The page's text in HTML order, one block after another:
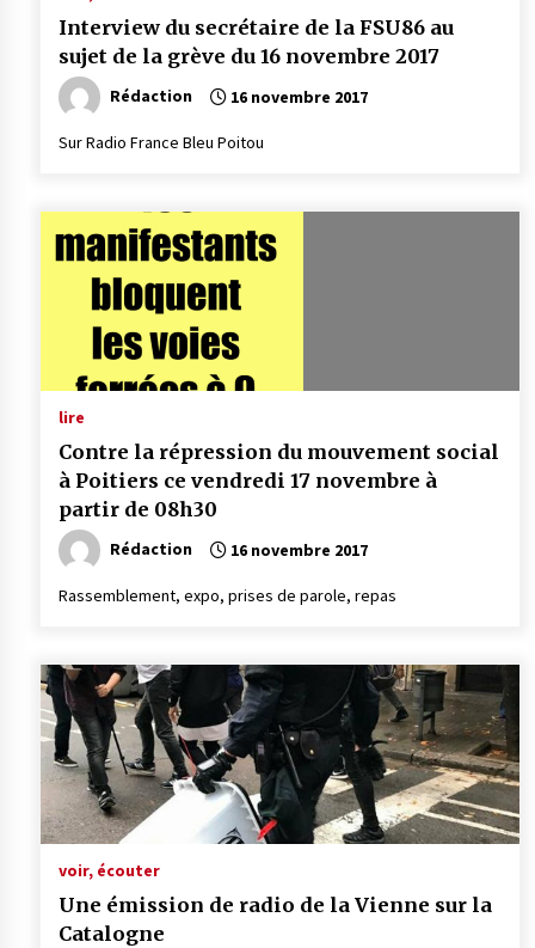
Interview du secrétaire de la FSU86 au
sujet de la grève du 16 novembre 2017
Rédaction 16 novembre 2017
Sur Radio France Bleu Poitou
lire
Contre la répression du mouvement social
à Poitiers ce vendredi 17 novembre à
partir de 08h30
Rédaction 16 novembre 2017
Rassemblement, expo, prises de parole, repas
voir, écouter
Une émission de radio de la Vienne sur la
Catalogne